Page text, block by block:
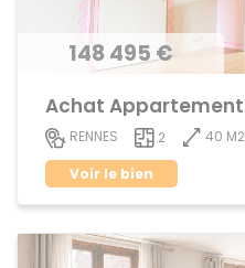
148 495 €
RENNES 2
40 M2
Voir le bien